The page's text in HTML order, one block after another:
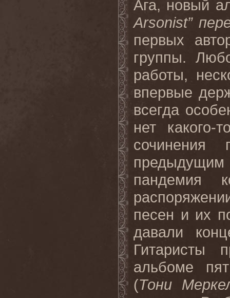
Ага, новый
Arsonist”
первых
группы.
работы,
впервые
всегда
нет какого-
предыдущим
пандемия
песен и их
давали
альбоме
(Тони